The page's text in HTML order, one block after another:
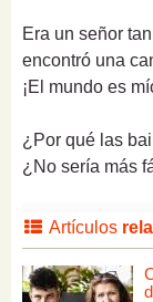
Era un señor
encontró una
¡El mundo es
¿Por qué las
¿No sería más
Artículos